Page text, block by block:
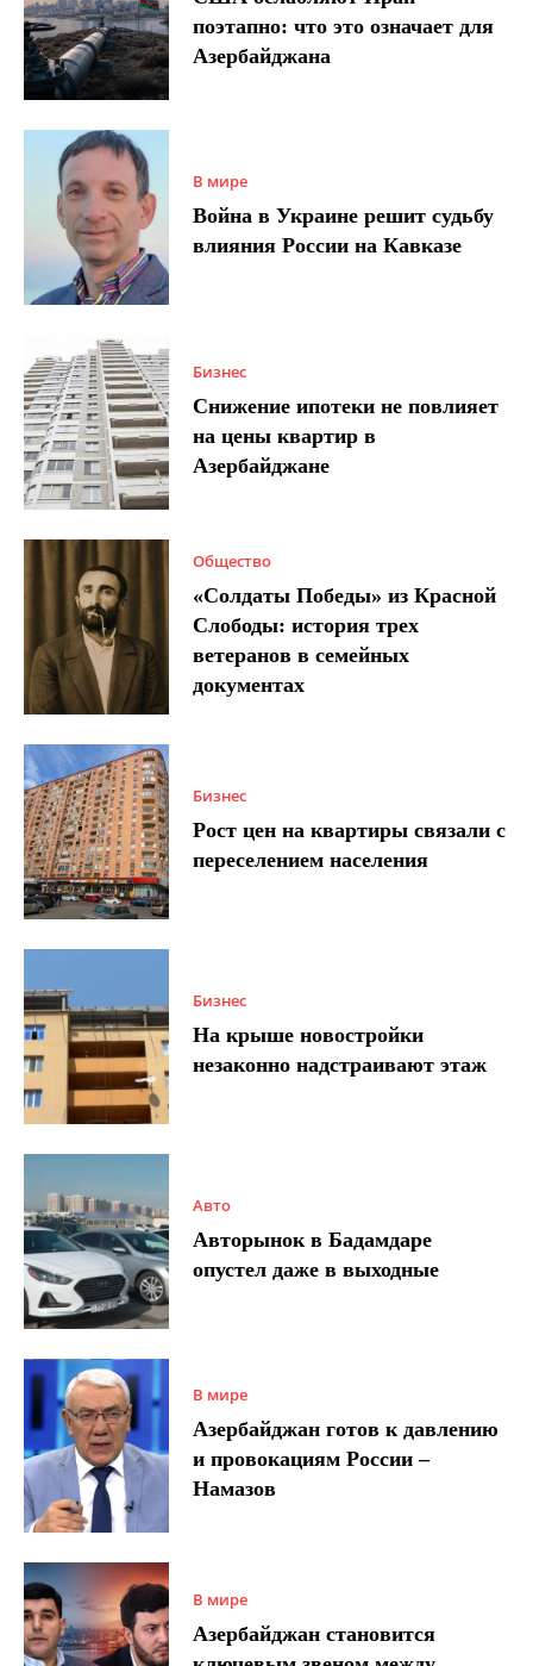
поэтапно: что это означает для
Азербайджана
В мире
Война в Украине решит судьбу
влияния России на Кавказе
Бизнес
Снижение ипотеки не повлияет
на цены квартир в
Азербайджане
Общество
«Солдаты Победы» из Красной
Слободы: история трех
ветеранов в семейных
документах
Бизнес
Рост цен на квартиры связали с
переселением населения
Бизнес
На крыше новостройки
незаконно надстраивают этаж
Авто
Авторынок в Бадамдаре
опустел даже в выходные
В мире
Азербайджан готов к давлению
и провокациям России –
Намазов
В мире
Азербайджан становится